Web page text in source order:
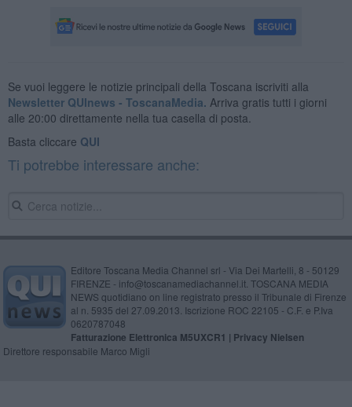
Se vuoi leggere le notizie principali della Toscana iscriviti alla
Newsletter QUInews - ToscanaMedia. Arriva gratis tutti i giorni
alle 20:00 direttamente nella tua casella di posta.
Basta cliccare QUI
Ti potrebbe interessare anche:
Editore Toscana Media Channel srl - Via Dei Martelli, 8 - 50129
FIRENZE - info@toscanamediachannel.it. TOSCANA MEDIA
NEWS quotidiano on line registrato presso il Tribunale di Firenze
al n. 5935 del 27.09.2013. Iscrizione ROC 22105 - C.F. e P.Iva
0620787048
Fatturazione Elettronica M5UXCR1 | Privacy Nielsen
Direttore responsabile Marco Migli